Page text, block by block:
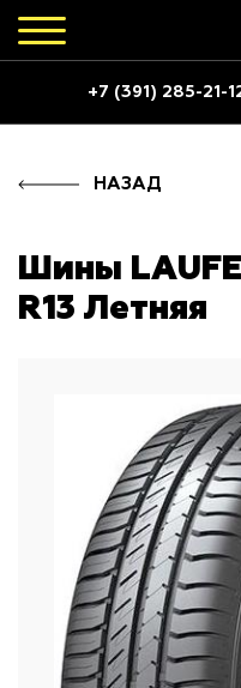
+7 (391) 285-21-
НАЗАД
Шины
R13 Летняя